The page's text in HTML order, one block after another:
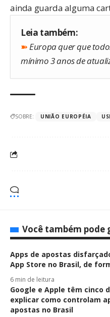
ainda guarda alguma
Leia também:
➽Europa quer que
mínimo 3 anos de
SOBRE: UNIÃO EUROPÉIA
Você também pode
Apps de apostas
App Store no Brasil, de
6 min de leitura
Google e Apple têm cinco
explicar como controlam
apostas no Brasil